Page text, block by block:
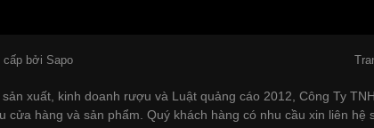
cấp bởi Sapo
xuất, kinh doanh rượu và Luật quảng cáo 2012, Công Ty
hàng và sản phẩm. Quý khách hàng có nhu cầu xin liên